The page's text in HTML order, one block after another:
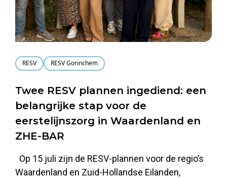
RESV RESV Gorinchem
Twee RESV plannen ingediend: een
belangrijke stap voor de
eerstelijnszorg in Waardenland en
ZHE-BAR
Op 15 juli zijn de RESV-plannen voor de regio’s
Waardenland en Zuid-Hollandse Eilanden,